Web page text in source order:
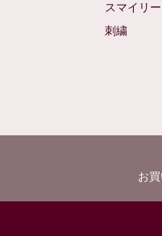
スマイリ
刺繍
お